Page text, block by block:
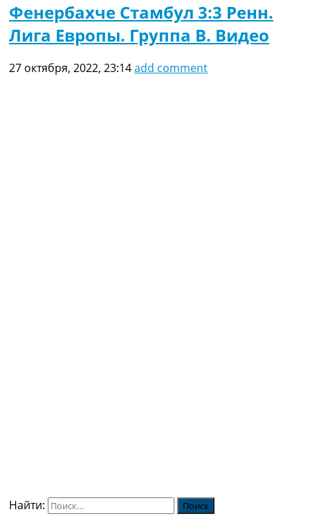
Фенербахче Стамбул 3:3 Ренн.
Лига Европы. Группа B. Видео
27 октября, 2022, 23:14add comment
Найти: